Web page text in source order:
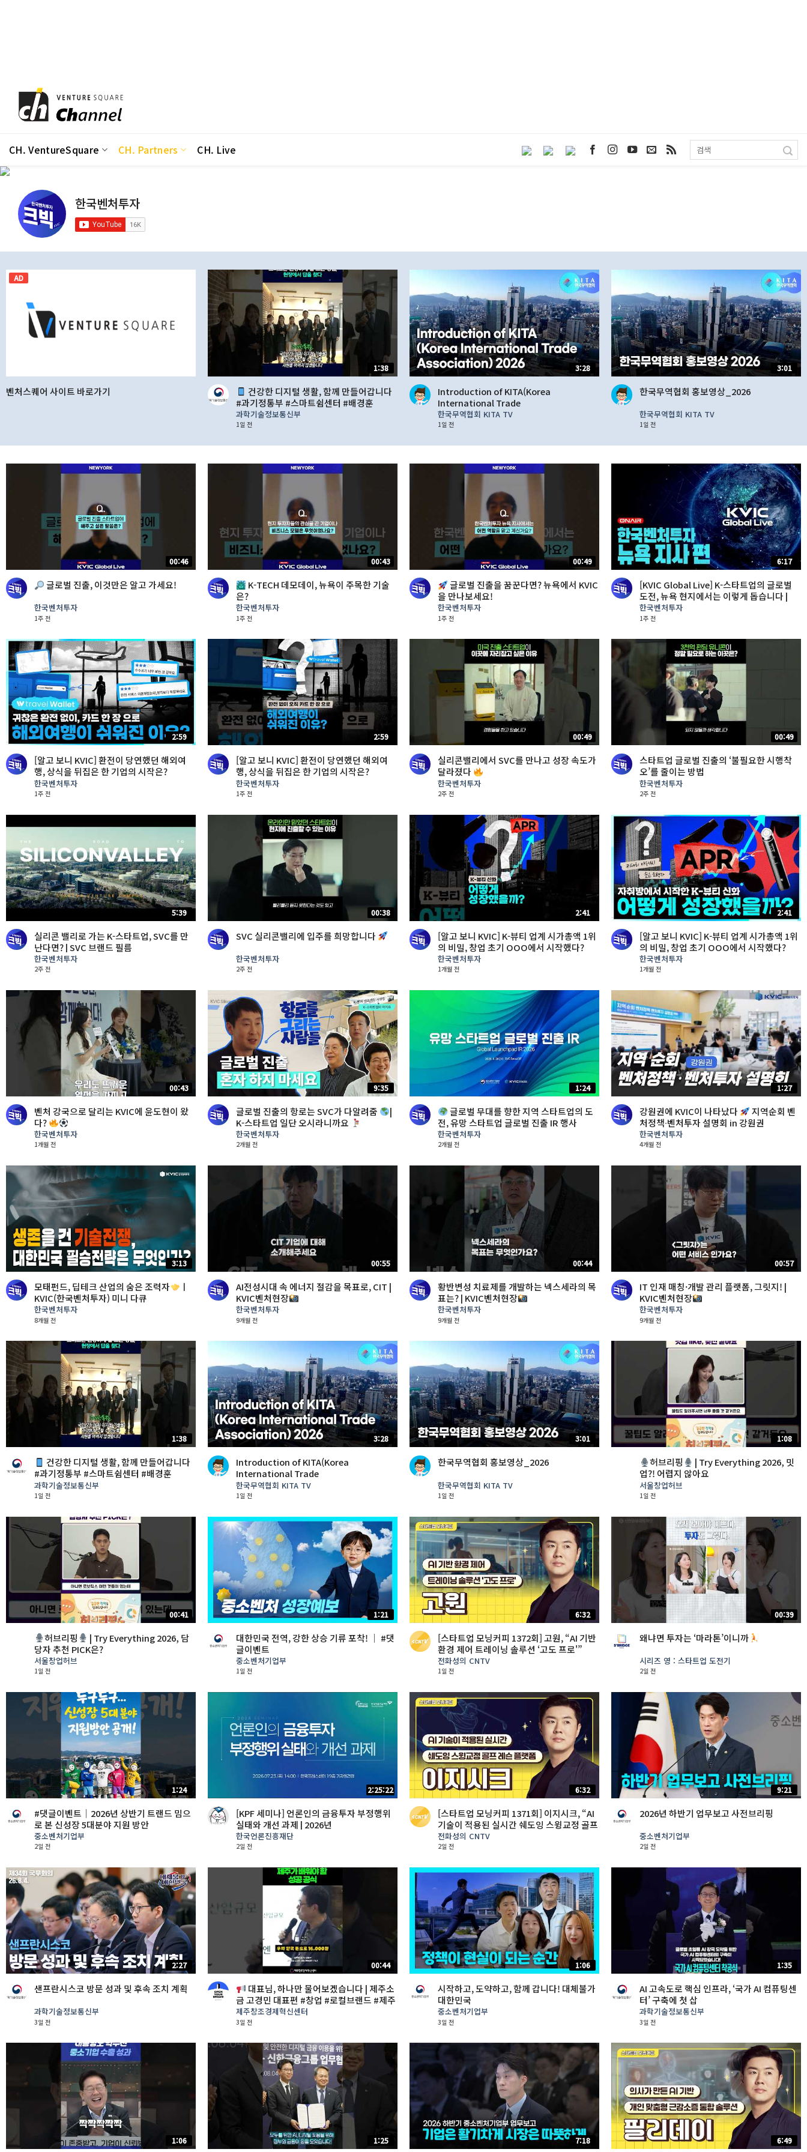
CH. VentureSquare CH. Partners CH. Live
한국벤처투자
AD
벤처스퀘어 사이트 바로가기
1:38
건강한 디지털 생활, 함께 만들어갑니다
#과기정통부 #스마트쉼센터 #배경훈
과학기술정보통신부
1일 전
3:28
Introduction of KITA(Korea
International Trade
Association)_2026
한국무역협회 KITA TV
1일 전
3:01
한국무역협회 홍보영상_2026
한국무역협회 KITA TV
1일 전
00:46
글로벌 진출, 이것만은 알고 가세요!
한국벤처투자
1주 전
00:43
K-TECH 데모데이, 뉴욕이 주목한 기술
은?
한국벤처투자
1주 전
00:49
글로벌 진출을 꿈꾼다면? 뉴욕에서 KVIC
을 만나보세요!
한국벤처투자
1주 전
6:17
[KVIC Global Live] K-스타트업의 글로벌
도전, 뉴욕 현지에서는 이렇게 돕습니다 |
KVIC 뉴욕지사 편
한국벤처투자
1주 전
2:59
[알고 보니 KVIC] 환전이 당연했던 해외여
행, 상식을 뒤집은 한 기업의 시작은?
한국벤처투자
1주 전
2:59
[알고 보니 KVIC] 환전이 당연했던 해외여
행, 상식을 뒤집은 한 기업의 시작은?
한국벤처투자
1주 전
00:49
실리콘밸리에서 SVC를 만나고 성장 속도가
달라졌다
한국벤처투자
2주 전
00:49
스타트업 글로벌 진출의 ‘불필요한 시행착
오’를 줄이는 방법
한국벤처투자
2주 전
5:39
실리콘 밸리로 가는 K-스타트업, SVC를 만
난다면? | SVC 브랜드 필름
한국벤처투자
2주 전
00:38
SVC 실리콘밸리에 입주를 희망합니다
한국벤처투자
2주 전
2:41
[알고 보니 KVIC] K-뷰티 업계 시가총액 1위
의 비밀, 창업 초기 OOO에서 시작했다?
한국벤처투자
1개월 전
2:41
[알고 보니 KVIC] K-뷰티 업계 시가총액 1위
의 비밀, 창업 초기 OOO에서 시작했다?
한국벤처투자
1개월 전
00:43
벤처 강국으로 달리는 KVIC에 윤도현이 왔
다?
한국벤처투자
1개월 전
9:35
글로벌 진출의 항로는 SVC가 다알려줌
|
K-스타트업 일단 오시라니까요
한국벤처투자
2개월 전
1:24
글로벌 무대를 향한 지역 스타트업의 도
전, 유망 스타트업 글로벌 진출 IR 행사
한국벤처투자
2개월 전
1:27
강원권에 KVIC이 나타났다
지역순회 벤
처정책∙벤처투자 설명회 in 강원권
한국벤처투자
4개월 전
3:13
모태펀드, 딥테크 산업의 숨은 조력자
ㅣ
KVIC(한국벤처투자) 미니 다큐
한국벤처투자
8개월 전
00:55
AI전성시대 속 에너지 절감을 목표로, CIT |
KVIC벤처현장
한국벤처투자
9개월 전
00:44
황반변성 치료제를 개발하는 넥스세라의 목
표는? | KVIC벤처현장
한국벤처투자
9개월 전
00:57
IT 인재 매칭·개발 관리 플랫폼, 그릿지! |
KVIC벤처현장
한국벤처투자
9개월 전
1:38
건강한 디지털 생활, 함께 만들어갑니다
#과기정통부 #스마트쉼센터 #배경훈
과학기술정보통신부
1일 전
3:28
Introduction of KITA(Korea
International Trade
Association)_2026
한국무역협회 KITA TV
1일 전
3:01
한국무역협회 홍보영상_2026
한국무역협회 KITA TV
1일 전
1:08
허브리핑
| Try Everything 2026, 밋
업?! 어렵지 않아요
서울창업허브
1일 전
00:41
허브리핑
| Try Everything 2026, 담
당자 추천 PICK은?
서울창업허브
1일 전
1:21
대한민국 전역, 강한 상승 기류 포착! │ #댓
글이벤트
중소벤처기업부
1일 전
6:32
[스타트업 모닝커피 1372회] 고원, “AI 기반
환경 제어 트레이닝 솔루션 ‘고도 프로'”
전화성의 CNTV
1일 전
00:39
왜냐면 투자는 ‘마라톤’이니까
시리즈 영 : 스타트업 도전기
2일 전
1:24
#댓글이벤트│2026년 상반기 트랜드 밈으
로 본 신성장 5대분야 지원 방안
중소벤처기업부
2일 전
2:25:22
[KPF 세미나] 언론인의 금융투자 부정행위
실태와 개선 과제 | 2026년
한국언론진흥재단
2일 전
6:32
[스타트업 모닝커피 1371회] 이지시크, “AI
기술이 적용된 실시간 쉐도잉 스윙교정 골프
레슨 플랫폼”
전화성의 CNTV
2일 전
9:21
2026년 하반기 업무보고 사전브리핑
중소벤처기업부
2일 전
2:27
샌프란시스코 방문 성과 및 후속 조치 계획
과학기술정보통신부
3일 전
00:44
대표님, 하나만 물어보겠습니다 | 제주소
금 고경민 대표편 #창업 #로컬브랜드 #제주
창업 #제주창조경제혁신센터 #스타트업 #
사업가
제주창조경제혁신센터
3일 전
1:06
시작하고, 도약하고, 함께 갑니다! 대체불가
대한민국
중소벤처기업부
3일 전
1:35
AI 고속도로 핵심 인프라, ‘국가 AI 컴퓨팅센
터’ 구축에 첫 삽
과학기술정보통신부
3일 전
1:06 1:25 7:18 6:49